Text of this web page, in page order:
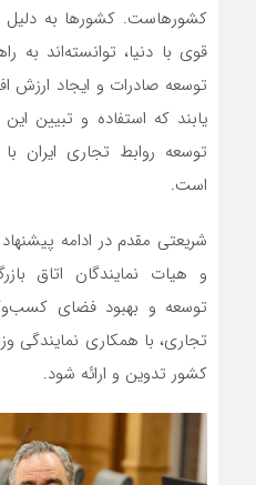
کشورهاست. کشورها به دلیل
قوی با دنیا، توانسته‌اند به
توسعه صادرات و ایجاد ارزش
یابند که استفاده و تبیین
توسعه روابط تجاری ایران
است.
شریعتی مقدم در ادامه
و هیات نمایندگان اتاق
توسعه و بهبود فضای
تجاری، با همکاری نمایندگی
کشور تدوین و ارائه شود.